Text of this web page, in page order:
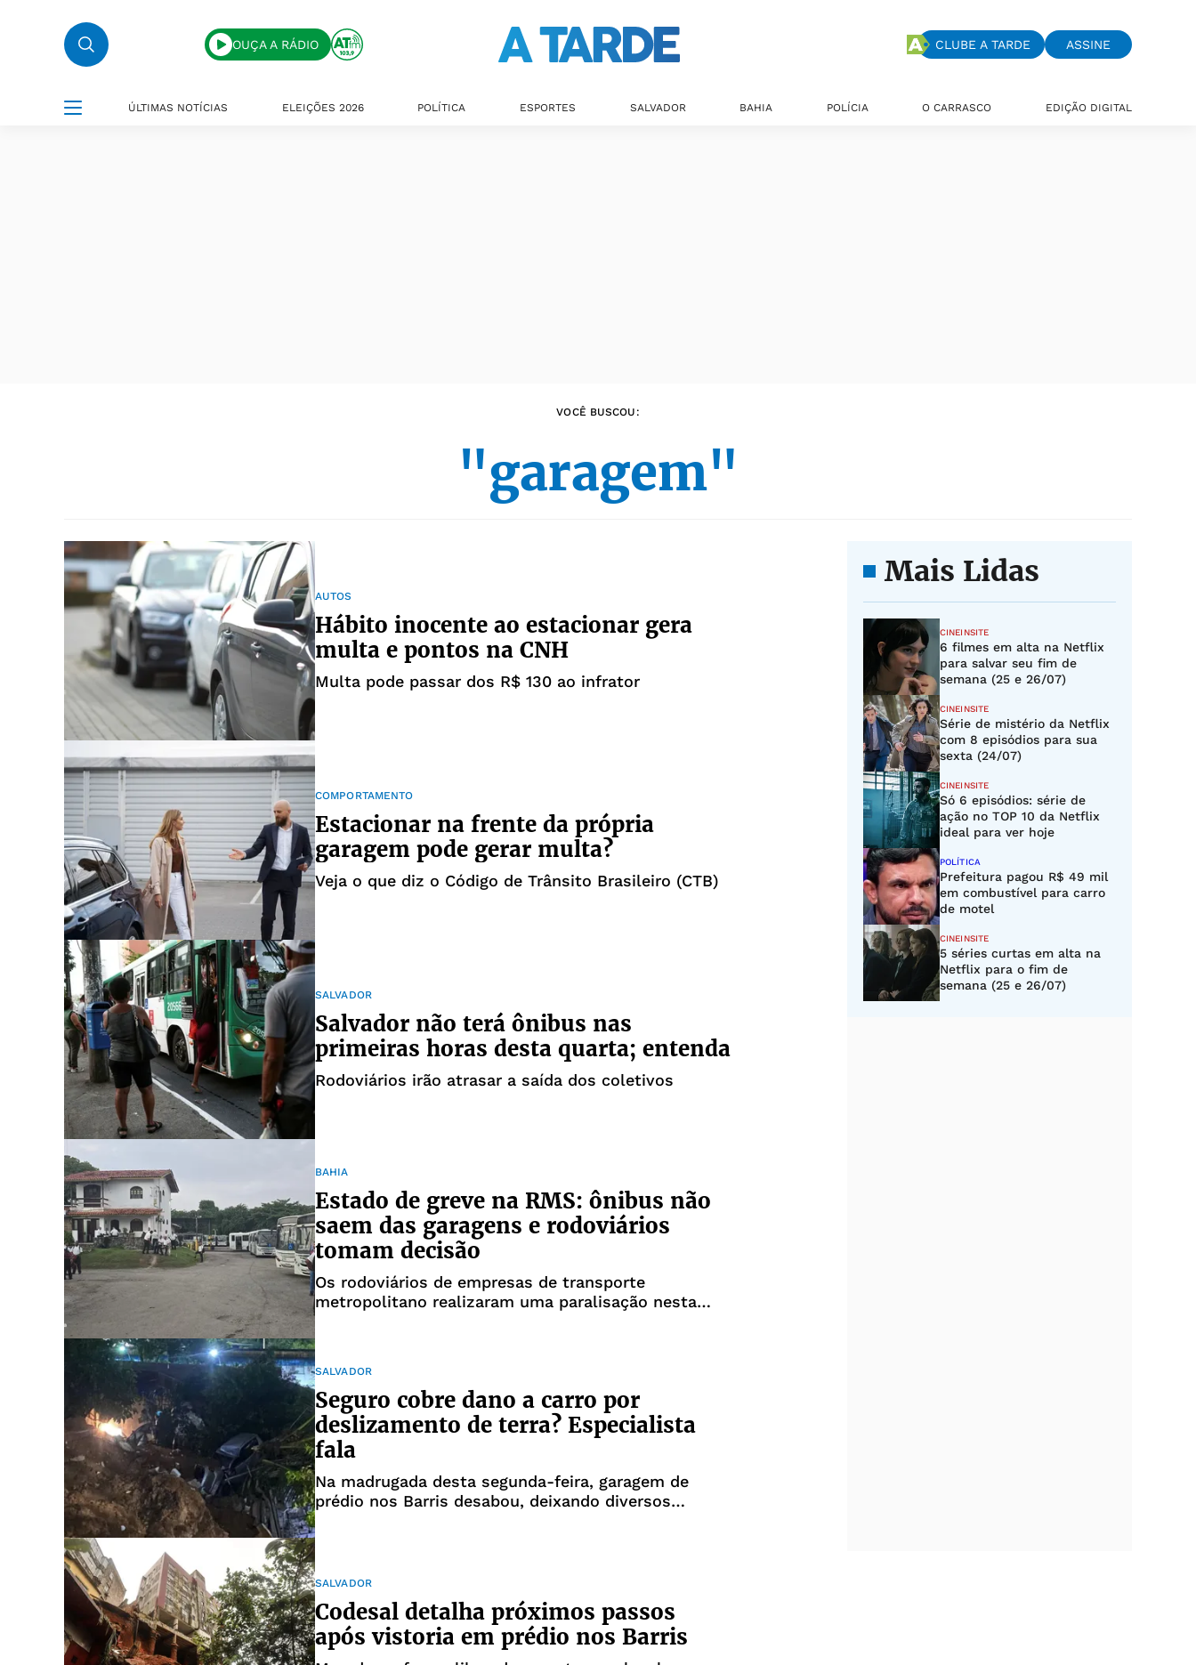
OUÇA A RÁDIO CLUBE A TARDE ASSINE
ÚLTIMAS NOTÍCIAS ELEIÇÕES 2026 POLÍTICA ESPORTES SALVADOR BAHIA POLÍCIA O CARRASCO EDIÇÃO DIGITAL
VOCÊ BUSCOU:
"garagem"
AUTOS
Hábito inocente ao estacionar gera
multa e pontos na CNH
Multa pode passar dos R$ 130 ao infrator
COMPORTAMENTO
Estacionar na frente da própria
garagem pode gerar multa?
Veja o que diz o Código de Trânsito Brasileiro (CTB)
SALVADOR
Salvador não terá ônibus nas
primeiras horas desta quarta; entenda
Rodoviários irão atrasar a saída dos coletivos
BAHIA
Estado de greve na RMS: ônibus não
saem das garagens e rodoviários
tomam decisão
Os rodoviários de empresas de transporte
metropolitano realizaram uma paralisação nesta
SALVADOR
Seguro cobre dano a carro por
deslizamento de terra? Especialista
fala
Na madrugada desta segunda-feira, garagem de
prédio nos Barris desabou, deixando diversos
SALVADOR
Codesal detalha próximos passos
após vistoria em prédio nos Barris
Mais Lidas
CINEINSITE
6 filmes em alta na Netflix
para salvar seu fim de
semana (25 e 26/07)
CINEINSITE
Série de mistério da Netflix
com 8 episódios para sua
sexta (24/07)
CINEINSITE
Só 6 episódios: série de
ação no TOP 10 da Netflix
ideal para ver hoje
POLÍTICA
Prefeitura pagou R$ 49 mil
em combustível para carro
de motel
CINEINSITE
5 séries curtas em alta na
Netflix para o fim de
semana (25 e 26/07)